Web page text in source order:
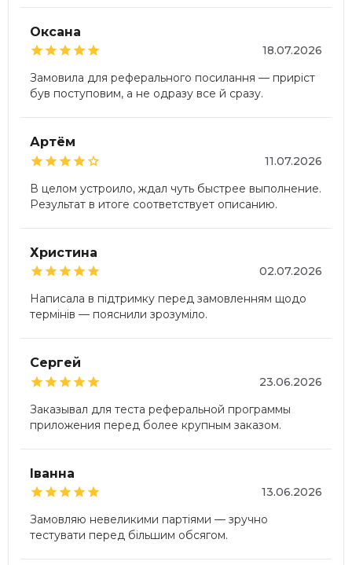
Оксана

18.07.2026
Замовила для реферального посилання — приріст
був поступовим, а не одразу все й сразу.
Артём

11.07.2026
В целом устроило, ждал чуть быстрее выполнение.
Результат в итоге соответствует описанию.
Христина

02.07.2026
Написала в підтримку перед замовленням щодо
термінів — пояснили зрозуміло.
Сергей

23.06.2026
Заказывал для теста реферальной программы
приложения перед более крупным заказом.
Іванна

13.06.2026
Замовляю невеликими партіями — зручно
тестувати перед більшим обсягом.